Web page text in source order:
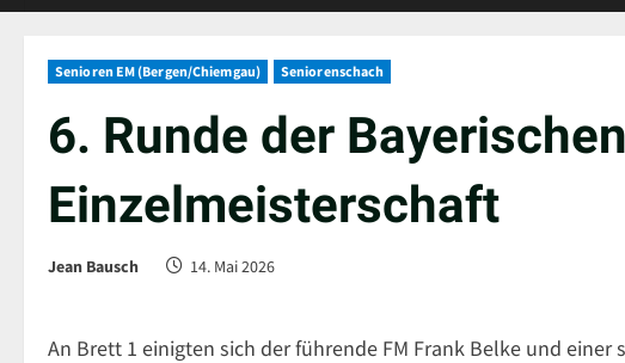
Senioren EM (Bergen/Chiemgau) Seniorenschach
6. Runde der
Einzelmeisterschaft
Jean Bausch 14. Mai 2026
An Brett 1 einigten sich der führende FM Frank Belke und einer